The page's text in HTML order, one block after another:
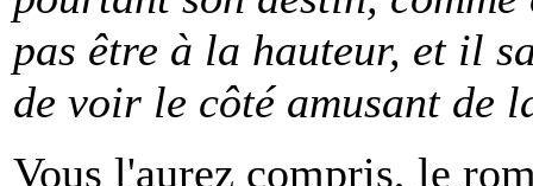
pas être à la hauteur, et il
de voir le côté amusant de
Vous l'aurez compris, le